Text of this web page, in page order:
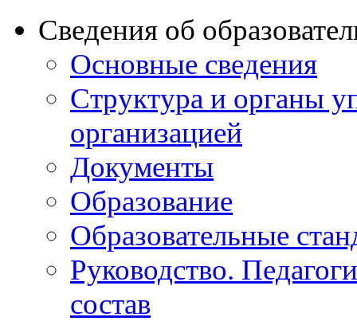
Сведения об
Основные сведения
Структура и органы
организацией
Документы
Образование
Образовательные
Руководство.
состав